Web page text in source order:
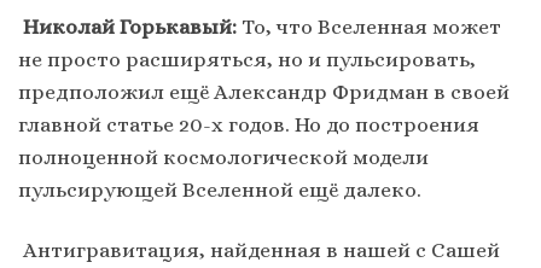
Николай Горькавый: То, что Вселенная может
не просто расширяться, но и пульсировать,
предположил ещё Александр Фридман в своей
главной статье 20-х годов. Но до построения
полноценной космологической модели
пульсирующей Вселенной ещё далеко.
Антигравитация, найденная в нашей с Сашей